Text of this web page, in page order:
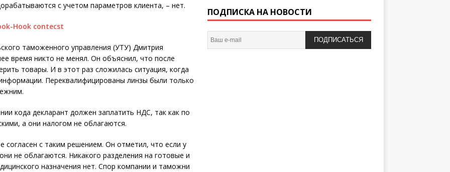
с учетом параметров клиента, – нет.
таможенного управления (УТУ) Дмитрия
время никто не менял. Он объяснил, что после
товары. И в этот раз сложилась ситуация, когда
Переквалифицированы линзы были только
кода декларант должен заплатить НДС, так как по
а они налогом не облагаются.
согласен с таким решением. Он отметил, что если у
не облагаются. Никакого разделения на готовые и
назначения нет. Спор компании и таможни
ПОДПИСКА НА НОВОСТИ
ПОДПИСАТЬСЯ